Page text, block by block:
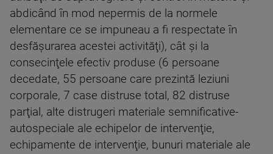
abdicând în mod nepermis de la normele
elementare ce se impuneau a fi respectate în
desfăşurarea acestei activităţi), cât şi la
consecinţele efectiv produse (6 persoane
decedate, 55 persoane care prezintă leziuni
corporale, 7 case distruse total, 82 distruse
parţial, alte distrugeri materiale semnificative-
autospeciale ale echipelor de intervenţie,
echipamente de intervenţie, bunuri materiale ale